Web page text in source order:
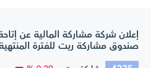
إعلان شركة مشاركة المالية عن
صندوق مشاركة ريت للفترة المنتهية في